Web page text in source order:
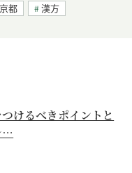
京都 漢方
けるべきポイントと
…